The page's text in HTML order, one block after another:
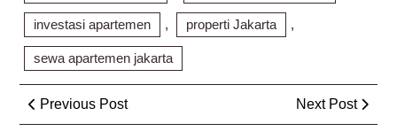
investasi apartemen , properti Jakarta ,
sewa apartemen jakarta
Post
navigation
Previous PostPrevious
Post
Next Post
Next
Post